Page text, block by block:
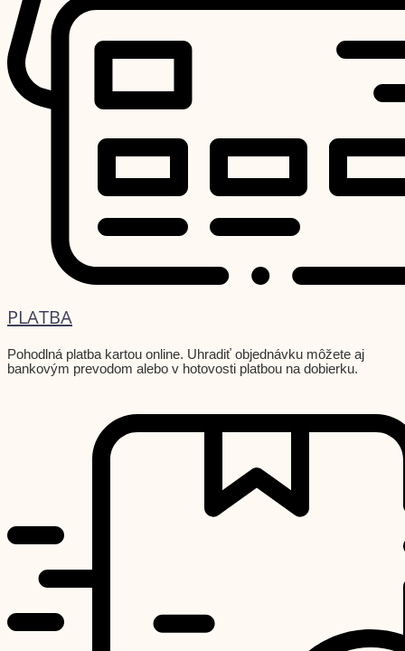
PLATBA
Pohodlná platba kartou online. Uhradiť objednávku môžete aj
bankovým prevodom alebo v hotovosti platbou na dobierku.